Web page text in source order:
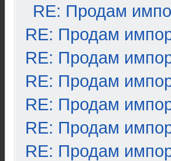
RE: Продам
RE: Продам
RE: Продам
RE: Продам
RE: Продам
RE: Продам
RE: Продам